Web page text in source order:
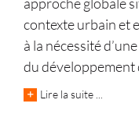
contexte urbain et
à la nécessité
du développement
Lire la suite ...